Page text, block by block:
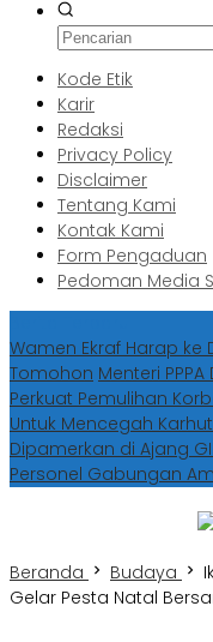
Kode Etik
Karir
Redaksi
Privacy Policy
Disclaimer
Tentang Kami
Kontak Kami
Form Pengaduan
Pedoman Media
Wamen Ekraf Harap ke
Tomohon Menteri
Perkuat Pemulihan
Untuk Mencegah
Dipamerkan di Ajang
Personel Gabungan
Beranda Budaya
Gelar Pesta Natal